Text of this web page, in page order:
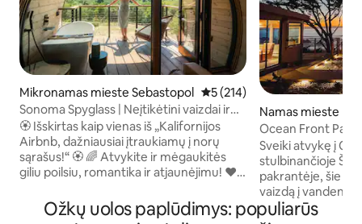
Mikronamas mieste Sebastopol Vidutinis įvertinimas: 5 iš 5,
5 (214)
Sonoma Spyglass | Neįtikėtini vaizdai ir
pirtis
🏵️ Išskirtas kaip vienas iš „Kalifornijos
Airbnb, dažniausiai įtraukiamų į norų
sąrašus!“ 🏵️ 🌈 Atvykite ir mėgaukitės
giliu poilsiu, romantika ir atjaunėjimu! ❤️
poilsio vieta, suprojektuota ir pastatyta
„Artistree Home“, kurioje tvarumas
Namas mieste
Ocean Front
Sveiki atvykę į
stulbinančioje
pakrantėje, šie
vaizdą į
minučių
Ožkų uolos paplūdimys: populiarūs